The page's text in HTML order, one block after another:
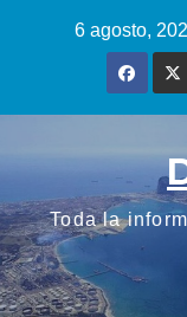
6 agosto,
Toda la